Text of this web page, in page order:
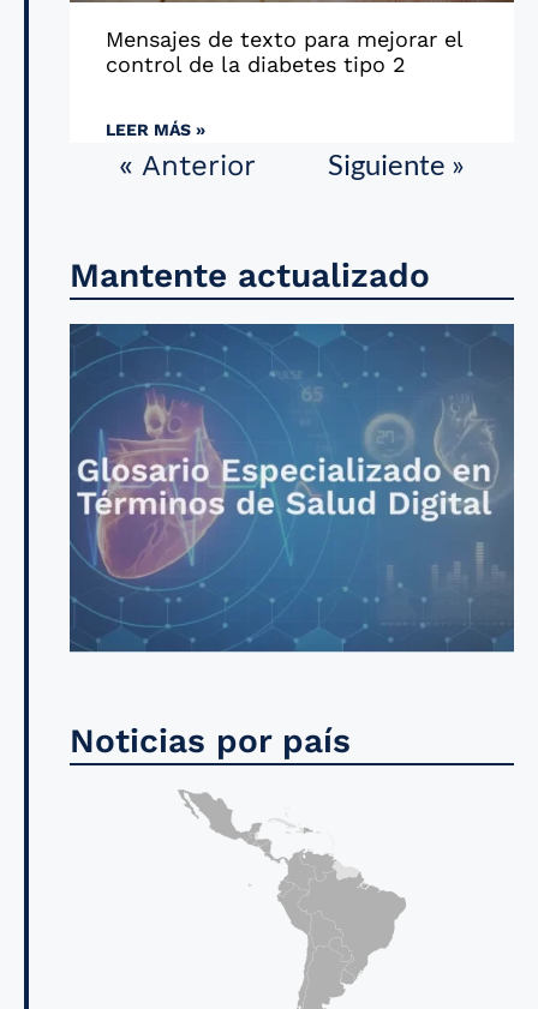
Mensajes de texto para mejorar el
control de la diabetes tipo 2
LEER MÁS »
« Anterior Siguiente »
Mantente actualizado
Noticias por país